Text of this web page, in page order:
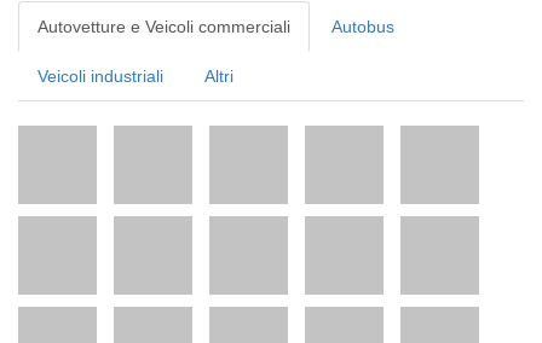
Autovetture e Veicoli commerciali Autobus
Veicoli industriali Altri